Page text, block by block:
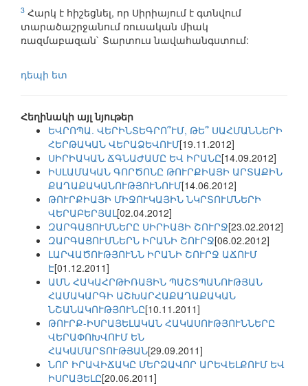
3 Հարկ է հիշեցնել, որ Սիրիայում է գտնվում
տարածաշրջանում ռուսական միակ
ռազմաբազան` Տարտուս նավահանգստում:
դեպի ետ
Հեղինակի այլ նյութեր
ԵՎՐՈՊԱ. ՎԵՐԻՆՏԵԳՐՈ՞ՒՄ, ԹԵ՞ ՍԱՀՄԱՆՆԵՐԻ
ՀԵՐԹԱԿԱՆ ՎԵՐԱՁԵՎՈՒՄ[19.11.2012]
ՍԻՐԻԱԿԱՆ ՃԳՆԱԺԱՄԸ ԵՎ ԻՐԱՆԸ[14.09.2012]
ԻՍԼԱՄԱԿԱՆ ԳՈՐԾՈՆԸ ԹՈՒՐՔԻԱՅԻ ԱՐՏԱՔԻՆ
ՔԱՂԱՔԱԿԱՆՈՒԹՅՈՒՆՈՒՄ[14.06.2012]
ԹՈՒՐՔԻԱՅԻ ՄԻՋՈՒԿԱՅԻՆ ՆԿՐՏՈՒՄՆԵՐԻ
ՎԵՐԱԲԵՐՅԱԼ[02.04.2012]
ԶԱՐԳԱՑՈՒՄՆԵՐԸ ՍԻՐԻԱՅԻ ՇՈՒՐՋ[23.02.2012]
ԶԱՐԳԱՑՈՒՄՆԵՐՆ ԻՐԱՆԻ ՇՈՒՐՋ[06.02.2012]
ԼԱՐՎԱԾՈՒԹՅՈՒՆՆ ԻՐԱՆԻ ՇՈՒՐՋ ԱՃՈՒՄ
Է[01.12.2011]
ԱՄՆ ՀԱԿԱՀՐԹԻՌԱՅԻՆ ՊԱՇՏՊԱՆՈՒԹՅԱՆ
ՀԱՄԱԿԱՐԳԻ ԱՇԽԱՐՀԱՔԱՂԱՔԱԿԱՆ
ՆՇԱՆԱԿՈՒԹՅՈՒՆԸ[10.11.2011]
ԹՈՒՐՔ-ԻՍՐԱՅԵԼԱԿԱՆ ՀԱԿԱՍՈՒԹՅՈՒՆՆԵՐԸ
ՎԵՐԱՓՈԽՎՈՒՄ ԵՆ
ՀԱԿԱՄԱՐՏՈՒԹՅԱՆ[29.09.2011]
ՆՈՐ ԻՐԱՎԻՃԱԿԸ ՄԵՐՁԱՎՈՐ ԱՐԵՎԵԼՔՈՒՄ ԵՎ
ԻՍՐԱՅԵԼԸ[20.06.2011]